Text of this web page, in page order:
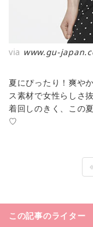
via www.gu-
夏にぴったり！爽や
ス素材で女性らしさ
着回しのきく、この
♡
この記事のライター